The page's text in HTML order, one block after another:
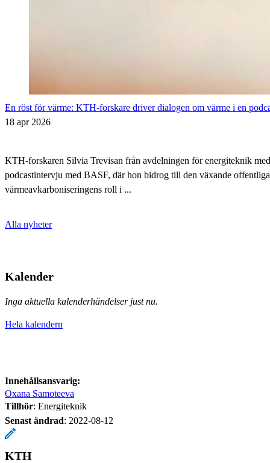
En röst för värme: KTH-forskare driver dialogen om värme i en
18 apr 2026
KTH-forskaren Silvia Trevisan från avdelningen för energiteknik
podcastintervju med BASF, där hon bidrog till den växande
värmeavkarboniseringens roll i ...
Alla nyheter
Kalender
Inga aktuella kalenderhändelser just nu.
Hela kalendern
Innehållsansvarig:
Oxana Samoteeva
Tillhör: Energiteknik
Senast ändrad: 2022-08-12
KTH